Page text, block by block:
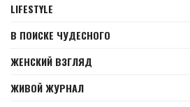
LIFESTYLE
В ПОИСКЕ ЧУДЕСНОГО
ЖЕНСКИЙ ВЗГЛЯД
ЖИВОЙ ЖУРНАЛ